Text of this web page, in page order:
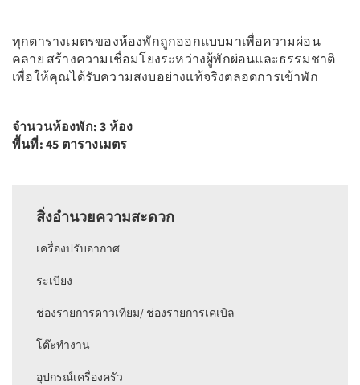
ทุกตารางเมตรของห้องพักถูกออกแบบมาเพื่อความผ่อน
คลาย สร้างความเชื่อมโยงระหว่างผู้พักผ่อนและธรรมชาติ
เพื่อให้คุณได้รับความสงบอย่างแท้จริงตลอดการเข้าพัก
จำนวนห้องพัก: 3 ห้อง
พื้นที่: 45 ตารางเมตร
สิ่งอำนวยความสะดวก
เครื่องปรับอากาศ
ระเบียง
ช่องรายการดาวเทียม/ ช่องรายการเคเบิล
โต๊ะทำงาน
อุปกรณ์เครื่องครัว